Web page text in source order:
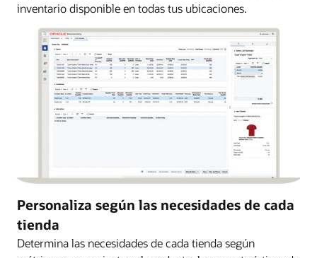
inventario disponible en todas tus ubicaciones.
Personaliza según las necesidades de cada
tienda
Determina las necesidades de cada tienda según